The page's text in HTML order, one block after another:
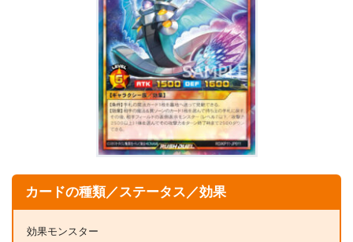
カードの種類／ステータス／効果
効果モンスター